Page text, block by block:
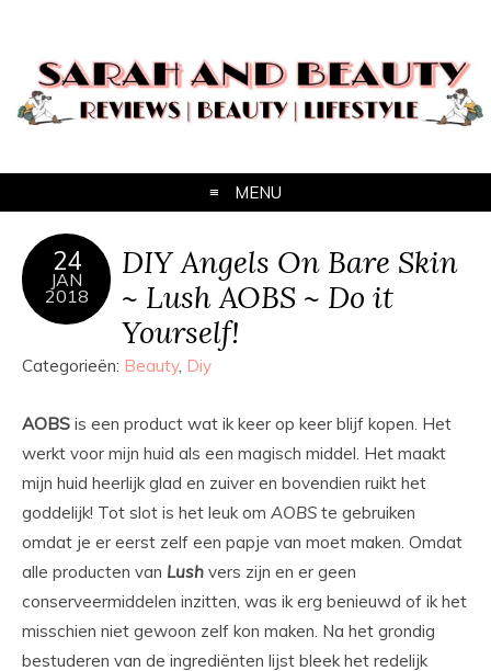
MENU
24
JAN
2018
DIY Angels On Bare Skin
~ Lush AOBS ~ Do it
Yourself!
Categorieën: Beauty, Diy
AOBS is een product wat ik keer op keer blijf kopen. Het
werkt voor mijn huid als een magisch middel. Het maakt
mijn huid heerlijk glad en zuiver en bovendien ruikt het
goddelijk! Tot slot is het leuk om AOBS te gebruiken
omdat je er eerst zelf een papje van moet maken. Omdat
alle producten van Lush vers zijn en er geen
conserveermiddelen inzitten, was ik erg benieuwd of ik het
misschien niet gewoon zelf kon maken. Na het grondig
bestuderen van de ingrediënten lijst bleek het redelijk